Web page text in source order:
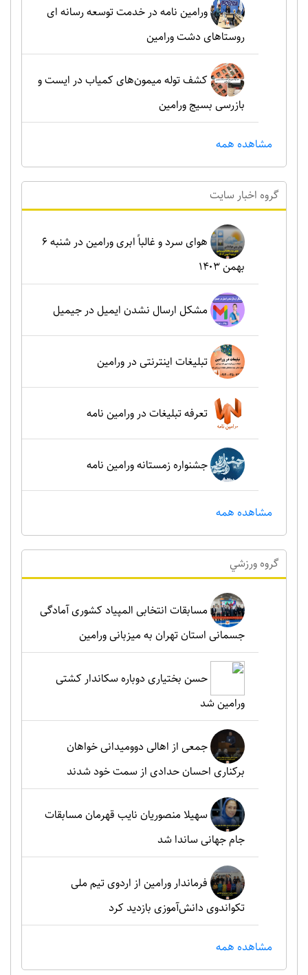
ورامین نامه در خدمت توسعه رسانه ای
روستاهای دشت ورامین
کشف توله میمون‌های کمیاب در ایست و
بازرسی بسیج ورامین
مشاهده همه
گروه اخبار سايت
هوای سرد و غالباً ابری ورامین در شنبه ۶
بهمن ۱۴۰۳
مشکل ارسال نشدن ایمیل در جیمیل
تبلیغات اینترنتی در ورامین
تعرفه تبلیغات در ورامین نامه
جشنواره زمستانه ورامین نامه
مشاهده همه
گروه ورزشي
مسابقات انتخابی المپیاد کشوری آمادگی
جسمانی استان تهران به میزبانی ورامین
حسن بختیاری دوباره سکاندار کشتی
ورامین شد
جمعی از اهالی دوومیدانی خواهان
برکناری احسان حدادی از سمت خود شدند
سهیلا منصوریان نایب قهرمان مسابقات
جام جهانی ساندا شد
فرماندار ورامین از اردوی تیم ملی
تکواندوی دانش‌آموزی بازدید کرد
مشاهده همه